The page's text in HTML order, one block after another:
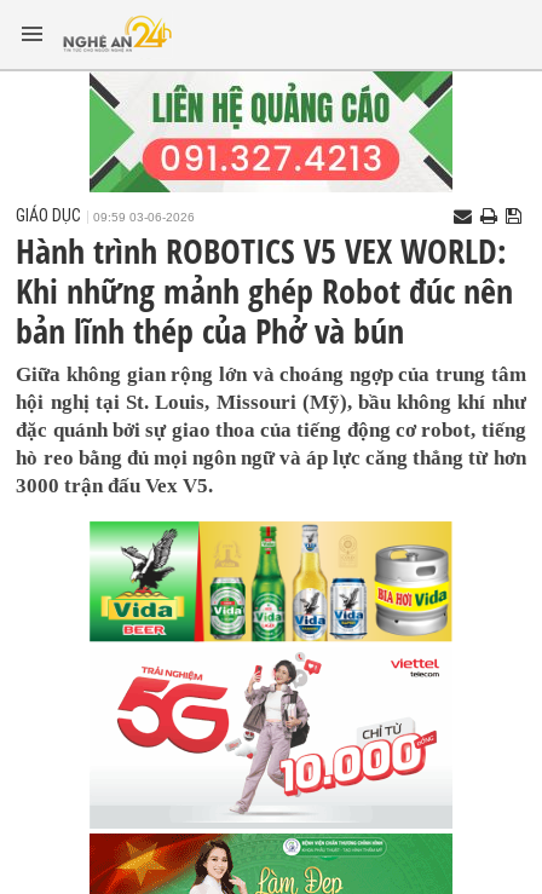
GIÁO DỤC 09:59 03-06-2026
Hành trình ROBOTICS V5 VEX WORLD:
Khi những mảnh ghép Robot đúc nên
bản lĩnh thép của Phở và bún
Giữa không gian rộng lớn và choáng ngợp của trung tâm
hội nghị tại St. Louis, Missouri (Mỹ), bầu không khí như
đặc quánh bởi sự giao thoa của tiếng động cơ robot, tiếng
hò reo bằng đủ mọi ngôn ngữ và áp lực căng thẳng từ hơn
3000 trận đấu Vex V5.